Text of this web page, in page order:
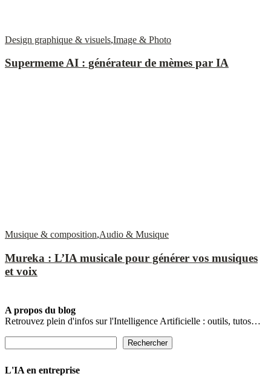
Design graphique & visuels,Image & Photo
Supermeme AI : générateur de mèmes par IA
Musique & composition,Audio & Musique
Mureka : L’IA musicale pour générer vos musiques
et voix
A propos du blog
Retrouvez plein d'infos sur l'Intelligence Artificielle : outils, tutos…
Rechercher
L'IA en entreprise